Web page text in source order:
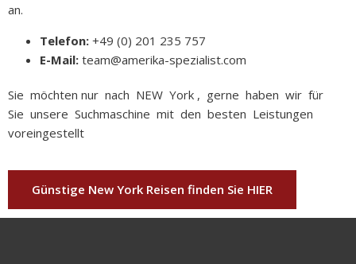
an.
Telefon: +49 (0) 201 235 757
E-Mail: team@amerika-spezialist.com
Sie möchten nur nach NEW York , gerne haben wir für
Sie unsere Suchmaschine mit den besten Leistungen
voreingestellt
Günstige New York Reisen finden Sie HIER